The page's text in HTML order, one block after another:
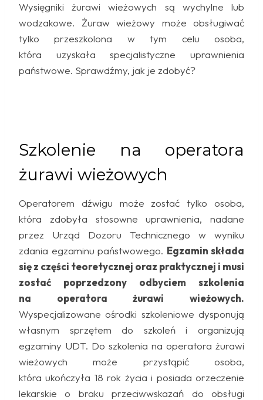
Wysięgniki żurawi wieżowych są wychylne lub
wodzakowe. Żuraw wieżowy może obsługiwać
tylko przeszkolona w tym celu osoba,
która uzyskała specjalistyczne uprawnienia
państwowe. Sprawdźmy, jak je zdobyć?
Szkolenie na operatora
żurawi wieżowych
Operatorem dźwigu może zostać tylko osoba,
która zdobyła stosowne uprawnienia, nadane
przez Urząd Dozoru Technicznego w wyniku
zdania egzaminu państwowego. Egzamin składa
się z części teoretycznej oraz praktycznej i musi
zostać poprzedzony odbyciem szkolenia
na operatora żurawi wieżowych.
Wyspecjalizowane ośrodki szkoleniowe dysponują
własnym sprzętem do szkoleń i organizują
egzaminy UDT. Do szkolenia na operatora żurawi
wieżowych może przystąpić osoba,
która ukończyła 18 rok życia i posiada orzeczenie
lekarskie o braku przeciwwskazań do obsługi